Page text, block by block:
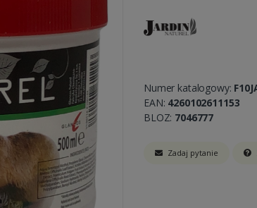
Numer katalogowy:
EAN: 4260102611153
BLOZ: 7046777
Zadaj pytanie